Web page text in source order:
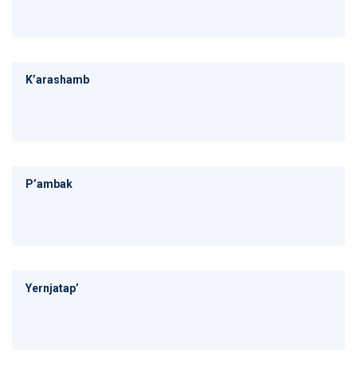
Kʼarashamb
Pʼambak
Yernjatapʼ